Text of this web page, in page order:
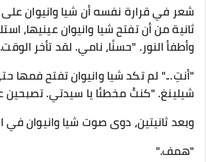
شعر في قرارة نفسه أن شيا وانيوان
ثانية من أن تفتح شيا وانيوان عينيها،
وأطفأ النور. "حسنًا، نامي. لقد تأخر
"أنتِ..." لم تكد شيا وانيوان تفتح فمها
شيلينغ. "كنتُ مخطئا يا سيدتي. تصبحين
وبعد ثانيتين، دوى صوت شيا وانيوان في
"همف."